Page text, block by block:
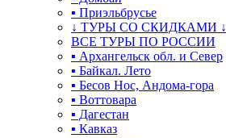
▪ Приэльбрусье
↓ ТУРЫ СО СКИДКАМИ ↓
ВСЕ ТУРЫ ПО РОССИИ
▪ Архангельск обл. и Север
▪ Байкал. Лето
▪ Бесов Нос, Андома-гора
▪ Воттовара
▪ Дагестан
▪ Кавказ